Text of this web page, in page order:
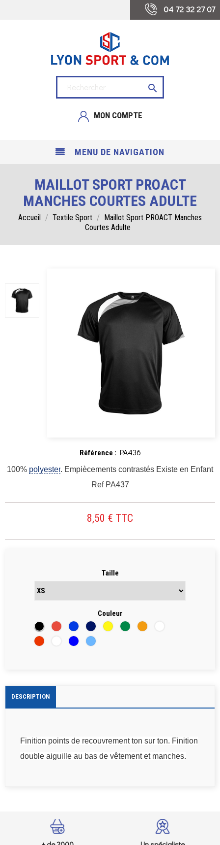
04 72 32 27 07

MON COMPTE
MENU DE NAVIGATION
MAILLOT SPORT PROACT
MANCHES COURTES ADULTE
Accueil Textile Sport
Maillot Sport PROACT Manches
Courtes Adulte
Référence : PA436
100% polyester. Empiècements contrastés Existe en Enfant
Ref PA437
8,50 € TTC
Taille
Couleur
Noir
RougeBleu
roi
Bleu
Marine
JauneVert Orange
Rouge
BlancBLEU CIEL
DESCRIPTION
Finition points de recouvrement ton sur ton. Finition
double aiguille au bas de vêtement et manches.